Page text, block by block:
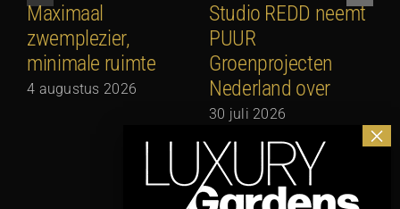
Maximaal
zwemplezier,
minimale ruimte
4 augustus 2026
Studio REDD neemt
PUUR
Groenprojecten
Nederland over
30 juli 2026